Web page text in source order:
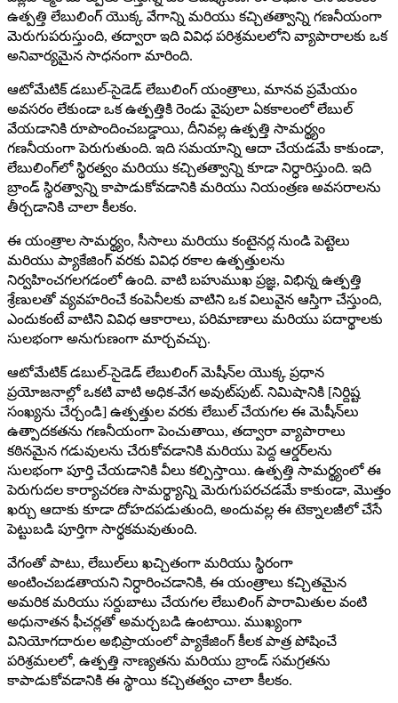
ఉత్పత్తి లేబులింగ్ యొక్క వేగాన్ని మరియు కచ్చితత్వాన్ని గణనీయంగా
మెరుగుపరుస్తుంది, తద్వారా ఇది వివిధ పరిశ్రమలలోని వ్యాపారాలకు ఒక
అనివార్యమైన సాధనంగా మారింది.
ఆటోమేటిక్ డబుల్-సైడెడ్ లేబులింగ్ యంత్రాలు, మానవ ప్రమేయం
అవసరం లేకుండా ఒక ఉత్పత్తికి రెండు వైపులా ఏకకాలంలో లేబుల్
వేయడానికి రూపొందించబడ్డాయి, దీనివల్ల ఉత్పత్తి సామర్థ్యం
గణనీయంగా పెరుగుతుంది. ఇది సమయాన్ని ఆదా చేయడమే కాకుండా,
లేబులింగ్‌లో స్థిరత్వం మరియు కచ్చితత్వాన్ని కూడా నిర్ధారిస్తుంది. ఇది
బ్రాండ్ స్థిరత్వాన్ని కాపాడుకోవడానికి మరియు నియంత్రణ అవసరాలను
తీర్చడానికి చాలా కీలకం.
ఈ యంత్రాల సామర్థ్యం, ​​సీసాలు మరియు కంటైనర్ల నుండి పెట్టెలు
మరియు ప్యాకేజింగ్ వరకు వివిధ రకాల ఉత్పత్తులను
నిర్వహించగలగడంలో ఉంది. వాటి బహుముఖ ప్రజ్ఞ, విభిన్న ఉత్పత్తి
శ్రేణులతో వ్యవహరించే కంపెనీలకు వాటిని ఒక విలువైన ఆస్తిగా చేస్తుంది,
ఎందుకంటే వాటిని వివిధ ఆకారాలు, పరిమాణాలు మరియు పదార్థాలకు
సులభంగా అనుగుణంగా మార్చవచ్చు.
ఆటోమేటిక్ డబుల్-సైడెడ్ లేబులింగ్ మెషీన్‌ల యొక్క ప్రధాన
ప్రయోజనాల్లో ఒకటి వాటి అధిక-వేగ అవుట్‌పుట్. నిమిషానికి [నిర్దిష్ట
సంఖ్యను చేర్చండి] ఉత్పత్తుల వరకు లేబుల్ చేయగల ఈ మెషీన్‌లు
ఉత్పాదకతను గణనీయంగా పెంచుతాయి, తద్వారా వ్యాపారాలు
కఠినమైన గడువులను చేరుకోవడానికి మరియు పెద్ద ఆర్డర్‌లను
సులభంగా పూర్తి చేయడానికి వీలు కల్పిస్తాయి. ఉత్పత్తి సామర్థ్యంలో ఈ
పెరుగుదల కార్యాచరణ సామర్థ్యాన్ని మెరుగుపరచడమే కాకుండా, మొత్తం
ఖర్చు ఆదాకు కూడా దోహదపడుతుంది, అందువల్ల ఈ టెక్నాలజీలో చేసే
పెట్టుబడి పూర్తిగా సార్థకమవుతుంది.
వేగంతో పాటు, లేబుల్‌లు ఖచ్చితంగా మరియు స్థిరంగా
అంటించబడతాయని నిర్ధారించడానికి, ఈ యంత్రాలు కచ్చితమైన
అమరిక మరియు సర్దుబాటు చేయగల లేబులింగ్ పారామితుల వంటి
అధునాతన ఫీచర్లతో అమర్చబడి ఉంటాయి. ముఖ్యంగా
వినియోగదారుల అభిప్రాయంలో ప్యాకేజింగ్ కీలక పాత్ర పోషించే
పరిశ్రమలలో, ఉత్పత్తి నాణ్యతను మరియు బ్రాండ్ సమగ్రతను
కాపాడుకోవడానికి ఈ స్థాయి కచ్చితత్వం చాలా కీలకం.